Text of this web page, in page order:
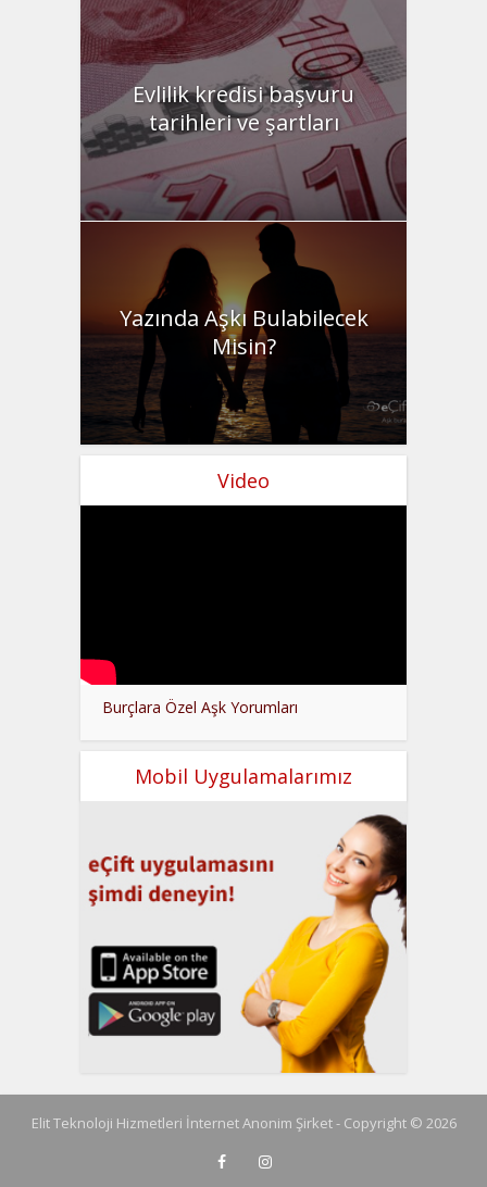
Evlilik kredisi başvuru
tarihleri ve şartları
Yazında Aşkı Bulabilecek
Misin?
Video
Burçlara Özel Aşk Yorumları
Mobil Uygulamalarımız
Elit Teknoloji Hizmetleri İnternet Anonim Şirket - Copyright © 2026